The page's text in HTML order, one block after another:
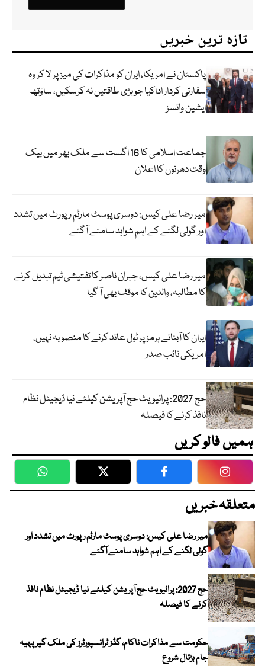
تازہ ترین خبریں
پاکستان نے امریکا، ایران کو مذاکرات کی میز پر لا کر وہ
سفارتی کردار اداکیا جو بڑی طاقتیں نہ کرسکیں، ساؤتھ
ایشین وائسز
جماعت اسلامی کا 16 اگست سے ملک بھر میں بیک
وقت دھرنوں کا اعلان
میر رضا علی کیس: دوسری پوسٹ مارٹم رپورٹ میں تشدد
اور گولی لگنے کے اہم شواہد سامنے آگئے
میر رضا علی کیس، جبران ناصر کا تفتیشی ٹیم تبدیل کرنے
کا مطالبہ، والدین کا موقف بھی آ گیا
ایران کا آبنائے ہرمز پر ٹول عائد کرنے کا منصوبہ نہیں،
امریکی نائب صدر
حج 2027: پرائیویٹ حج آپریشن کیلئے نیا ڈیجیٹل نظام
نافذ کرنے کا فیصلہ
ہمیں فالو کریں
WhatsApp Twitter Facebook
متعلقہ خبریں
میر رضا علی کیس: دوسری پوسٹ مارٹم رپورٹ میں تشدد اور
گولی لگنے کے اہم شواہد سامنے آگئے
حج 2027: پرائیویٹ حج آپریشن کیلئے نیا ڈیجیٹل نظام نافذ
کرنے کا فیصلہ
حکومت سے مذاکرات ناکام، گڈز ٹرانسپورٹرز کی ملک گیر پہیہ
جام ہڑتال شروع